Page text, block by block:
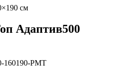
см
Адаптив500
160190-PMT